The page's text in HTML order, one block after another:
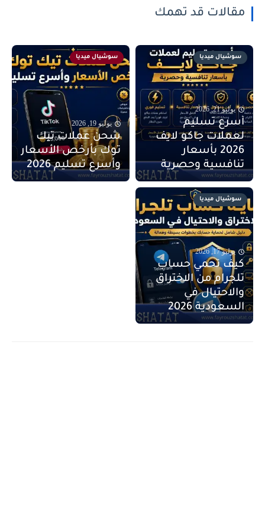
مقالات قد تهمك
سوشيال ميديا
يوليو 21, 2026
أسرع تسليم
لعملات جاكو لايف
2026 بأسعار
تنافسية وحصرية
سوشيال ميديا
يوليو 19, 2026
شحن عملات تيك
توك بأرخص الأسعار
وأسرع تسليم 2026
سوشيال ميديا
يوليو 17, 2026
كيف تحمي حساب
تلجرام من الاختراق
والاحتيال في
السعودية 2026